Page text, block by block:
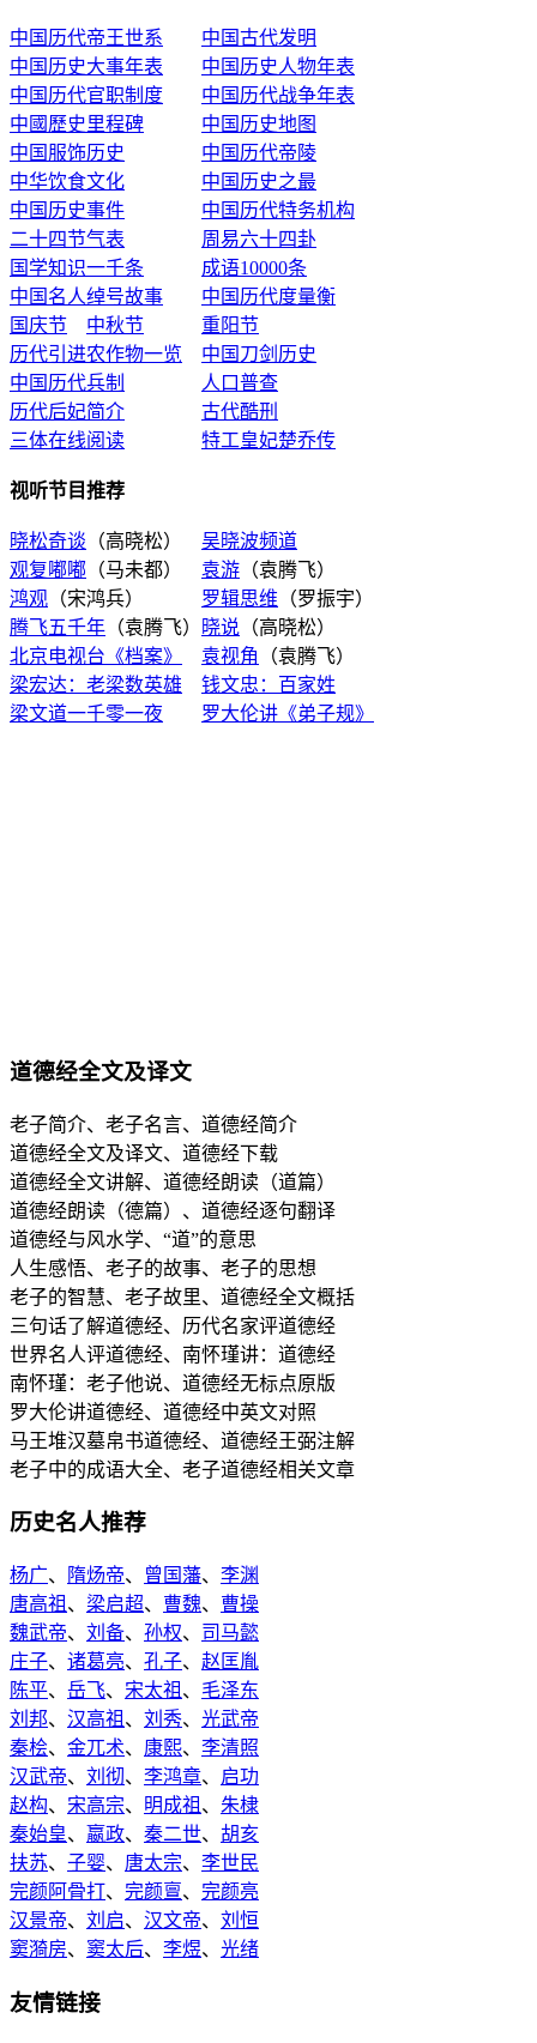
中国历代帝王世系
中国古代发明
中国历史大事年表
中国历史人物年表
中国历代官职制度
中国历代战争年表
中國歷史里程碑
中国历史地图
中国服饰历史
中国历代帝陵
中华饮食文化
中国历史之最
中国历史事件
中国历代特务机构
二十四节气表
周易六十四卦
国学知识一千条
成语10000条
中国名人绰号故事
中国历代度量衡
国庆节
中秋节
重阳节
历代引进农作物一览
中国刀剑历史
中国历代兵制
人口普查
历代后妃简介
古代酷刑
三体在线阅读
特工皇妃楚乔传
视听节目推荐
晓松奇谈 （高晓松） 吴晓波频道
观复嘟嘟 （马未都） 袁游 （袁腾飞）
鸿观 （宋鸿兵） 罗辑思维 （罗振宇）
腾飞五千年 （袁腾飞） 晓说 （高晓松）
北京电视台《档案》
袁视角
（袁腾飞）
梁宏达：老梁数英雄
钱文忠：百家姓
梁文道一千零一夜
罗大伦讲《弟子规》
道德经全文及译文
老子简介、老子名言、道德经简介
道德经全文及译文、道德经下载
道德经全文讲解、道德经朗读（道篇）
道德经朗读（德篇）、道德经逐句翻译
道德经与风水学、“道”的意思
人生感悟、老子的故事、老子的思想
老子的智慧、老子故里、道德经全文概括
三句话了解道德经、历代名家评道德经
世界名人评道德经、南怀瑾讲：道德经
南怀瑾：老子他说、道德经无标点原版
罗大伦讲道德经、道德经中英文对照
马王堆汉墓帛书道德经、道德经王弼注解
老子中的成语大全、老子道德经相关文章
历史名人推荐
杨广、 隋炀帝、 曾国藩、 李渊
唐高祖 、 梁启超、 曹魏、 曹操
魏武帝、 刘备、 孙权、 司马懿
庄子、 诸葛亮、 孔子、 赵匡胤
陈平、 岳飞、 宋太祖 、 毛泽东
刘邦、 汉高祖 、 刘秀、 光武帝
秦桧、 金兀术、 康熙、 李清照
汉武帝、 刘彻、 李鸿章、 启功
赵构、 宋高宗、 明成祖 、 朱棣
秦始皇、 嬴政、 秦二世、 胡亥
扶苏、 子婴、 唐太宗、 李世民
完颜阿骨打、 完颜亶、 完颜亮
汉景帝、 刘启、 汉文帝、 刘恒
窦漪房、 窦太后、 李煜、 光绪
友情链接